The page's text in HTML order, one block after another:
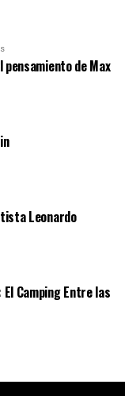
de Max
Leonardo
Camping Entre las